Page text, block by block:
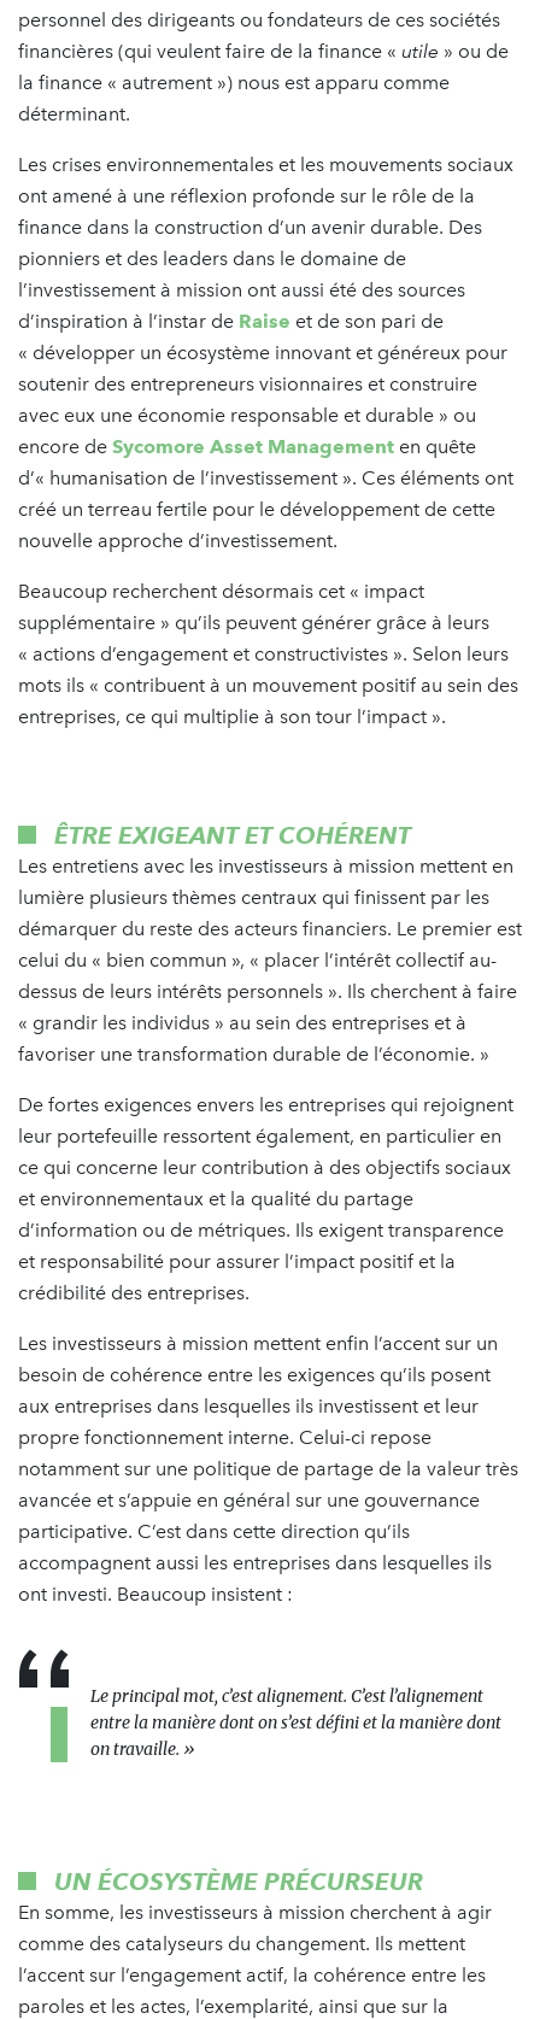
personnel des dirigeants ou fondateurs de ces sociétés
financières (qui veulent faire de la finance « utile » ou de
la finance « autrement ») nous est apparu comme
déterminant.
Les crises environnementales et les mouvements sociaux
ont amené à une réflexion profonde sur le rôle de la
finance dans la construction d’un avenir durable. Des
pionniers et des leaders dans le domaine de
l’investissement à mission ont aussi été des sources
d’inspiration à l’instar de Raise et de son pari de
« développer un écosystème innovant et généreux pour
soutenir des entrepreneurs visionnaires et construire
avec eux une économie responsable et durable » ou
encore de Sycomore Asset Management en quête
d’« humanisation de l’investissement ». Ces éléments ont
créé un terreau fertile pour le développement de cette
nouvelle approche d’investissement.
Beaucoup recherchent désormais cet « impact
supplémentaire » qu’ils peuvent générer grâce à leurs
« actions d’engagement et constructivistes ». Selon leurs
mots ils « contribuent à un mouvement positif au sein des
entreprises, ce qui multiplie à son tour l’impact ».
ÊTRE EXIGEANT ET COHÉRENT
Les entretiens avec les investisseurs à mission mettent en
lumière plusieurs thèmes centraux qui finissent par les
démarquer du reste des acteurs financiers. Le premier est
celui du « bien commun », « placer l’intérêt collectif au-
dessus de leurs intérêts personnels ». Ils cherchent à faire
« grandir les individus » au sein des entreprises et à
favoriser une transformation durable de l’économie. »
De fortes exigences envers les entreprises qui rejoignent
leur portefeuille ressortent également, en particulier en
ce qui concerne leur contribution à des objectifs sociaux
et environnementaux et la qualité du partage
d’information ou de métriques. Ils exigent transparence
et responsabilité pour assurer l’impact positif et la
crédibilité des entreprises.
Les investisseurs à mission mettent enfin l’accent sur un
besoin de cohérence entre les exigences qu’ils posent
aux entreprises dans lesquelles ils investissent et leur
propre fonctionnement interne. Celui-ci repose
notamment sur une politique de partage de la valeur très
avancée et s’appuie en général sur une gouvernance
participative. C’est dans cette direction qu’ils
accompagnent aussi les entreprises dans lesquelles ils
ont investi. Beaucoup insistent :
Le principal mot, c’est alignement. C’est l’alignement
entre la manière dont on s’est défini et la manière dont
on travaille. »
UN ÉCOSYSTÈME PRÉCURSEUR
En somme, les investisseurs à mission cherchent à agir
comme des catalyseurs du changement. Ils mettent
l’accent sur l’engagement actif, la cohérence entre les
paroles et les actes, l’exemplarité, ainsi que sur la